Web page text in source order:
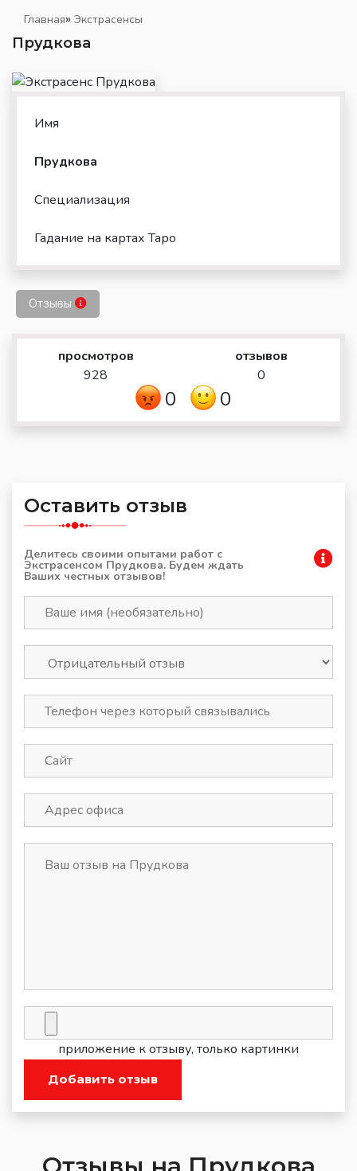
Главная» Экстрасенсы
Прудкова
Имя
Прудкова
Специализация
Гадание на картах Таро
Отзывы
просмотров
928
отзывов
0
0 0
Оставить отзыв
Делитесь своими опытами работ с
Экстрасенсом Прудкова. Будем ждать
Ваших честных отзывов!
приложение к отзыву, только картинки
Добавить отзыв